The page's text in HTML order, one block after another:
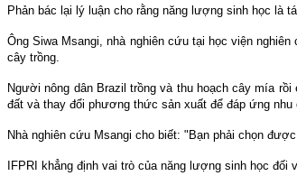
Phản bác lại lý luận cho rằng năng lượng sinh học là
Ông Siwa Msangi, nhà nghiên cứu tại học viện
cây trồng.
Người nông dân Brazil trồng và thu hoạch cây mía
đất và thay đổi phương thức sản xuất để đáp ứng
Nhà nghiên cứu Msangi cho biết: "Bạn phải chọn
IFPRI khẳng định vai trò của năng lượng sinh học